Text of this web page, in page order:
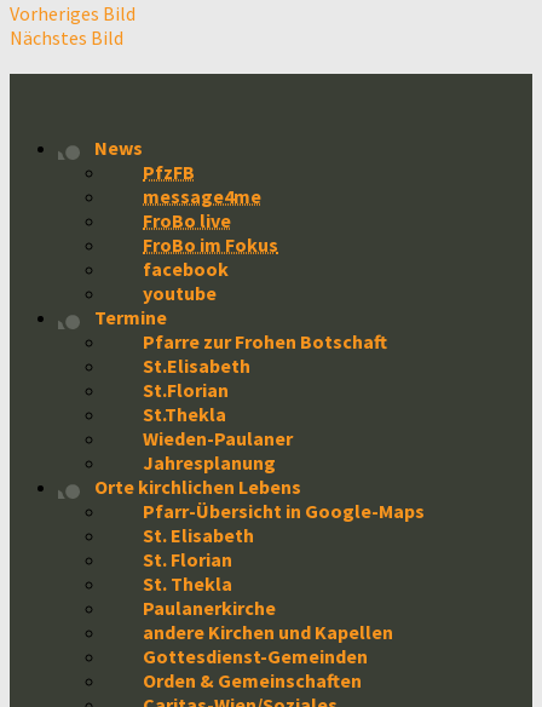
Vorheriges Bild
Nächstes Bild
News
PfzFB
message4me
FroBo live
FroBo im Fokus
facebook
youtube
Termine
Pfarre zur Frohen Botschaft
St.Elisabeth
St.Florian
St.Thekla
Wieden-Paulaner
Jahresplanung
Orte kirchlichen Lebens
Pfarr-Übersicht in Google-Maps
St. Elisabeth
St. Florian
St. Thekla
Paulanerkirche
andere Kirchen und Kapellen
Gottesdienst-Gemeinden
Orden & Gemeinschaften